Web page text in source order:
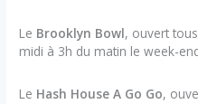
Le Brooklyn Bowl, ouvert
midi à 3h du matin le week-
Le Hash House A Go Go,